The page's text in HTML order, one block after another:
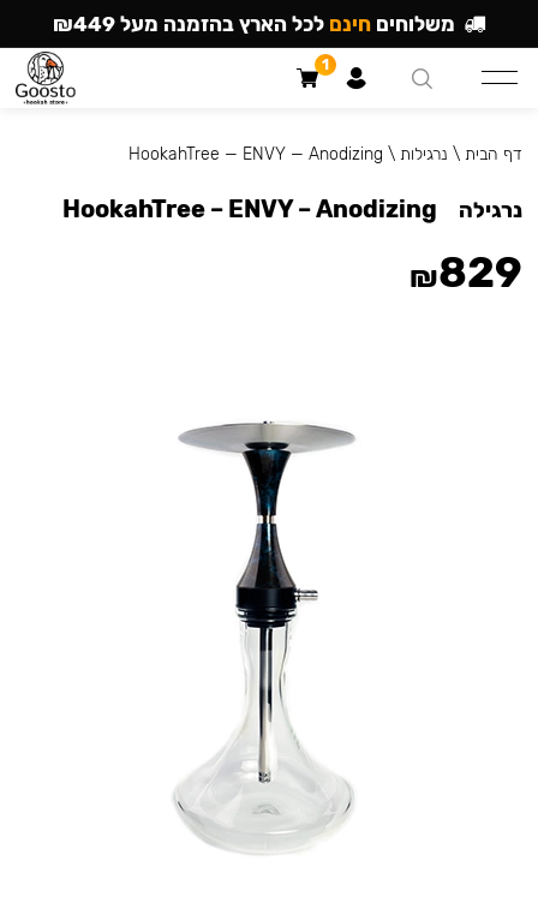
דף הבית \ נרגילות \
HookahTree — ENVY — Anodizing
נרגילה HookahTree – ENVY – Anodizing
₪829
משלוחים חינם לכל הארץ בהזמנה מעל ₪449
1